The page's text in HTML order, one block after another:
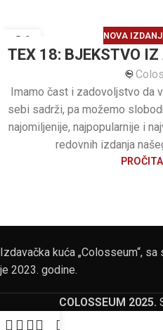
26
JUL
NOVA
TEX 18: BJEKSTVO
Imamo čast i zadovoljstvo da
sebi sadrži, pa možemo
najomiljenije, najpopularnije i
redovnih izdanja
Izdavačka kuća „Colosseum“,
je 2023. godine.
COLOSSEUM 2025.